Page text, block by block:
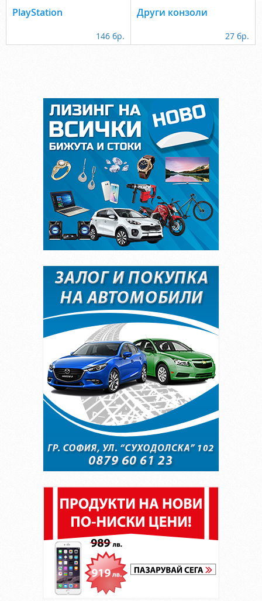
PlayStation
146 бр.
Други конзоли
27 бр.